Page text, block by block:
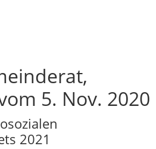
5. Nov. 2020
2021